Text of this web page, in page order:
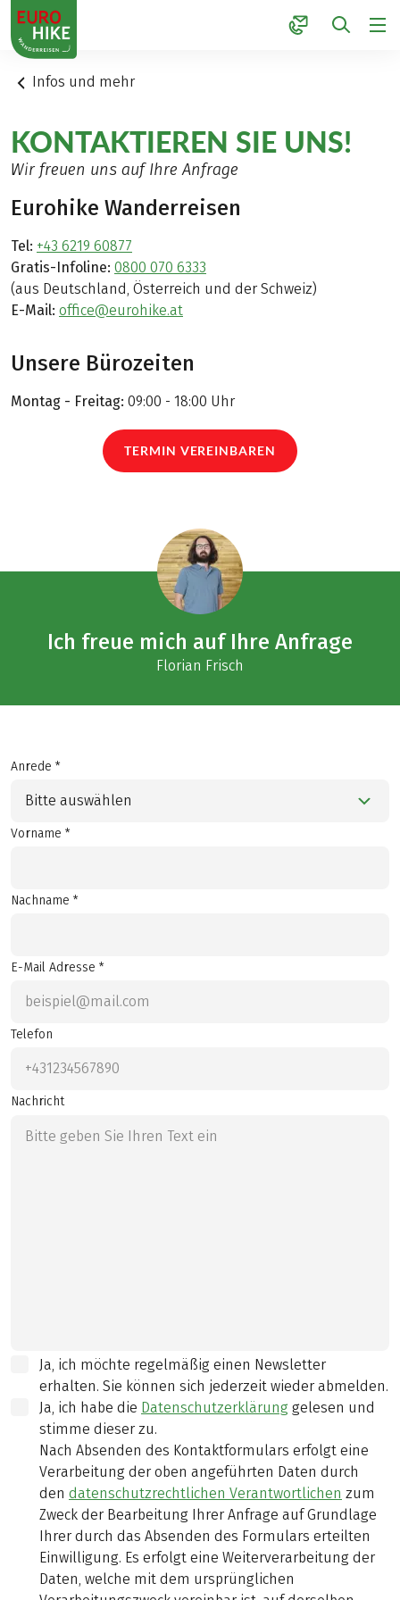
1
Infos und mehr
KONTAKTIEREN SIE UNS!
Wir freuen uns auf Ihre Anfrage
Eurohike Wanderreisen
Tel: +43 6219 60877
Gratis-Infoline: 0800 070 6333
(aus Deutschland, Österreich und der Schweiz)
E-Mail: office@eurohike.at
Unsere Bürozeiten
Montag - Freitag: 09:00 - 18:00 Uhr
TERMIN VEREINBAREN
Ich freue mich auf Ihre Anfrage
Florian Frisch
Anrede *
Bitte auswählen
Vorname *
Nachname *
E-Mail Adresse *
Telefon
Nachricht
Ja, ich möchte regelmäßig einen Newsletter
erhalten. Sie können sich jederzeit wieder abmelden.
Ja, ich habe die Datenschutzerklärung gelesen und
stimme dieser zu.
Nach Absenden des Kontaktformulars erfolgt eine
Verarbeitung der oben angeführten Daten durch
den datenschutzrechtlichen Verantwortlichen zum
Zweck der Bearbeitung Ihrer Anfrage auf Grundlage
Ihrer durch das Absenden des Formulars erteilten
Einwilligung. Es erfolgt eine Weiterverarbeitung der
Daten, welche mit dem ursprünglichen